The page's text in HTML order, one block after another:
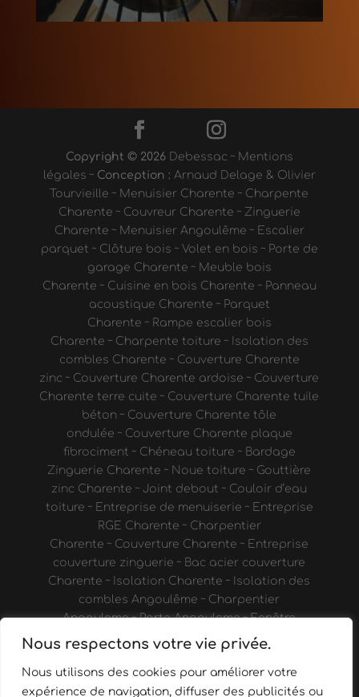
Nous respectons votre vie privée.
Nous utilisons des cookies pour améliorer votre
expérience de navigation, diffuser des publicités ou
Copyright © 2026 Debessac ~ Mentions
légales ~ Conception : Arnaud Delage & Olivier
Tourvieille ~ Menuisier Charente ~ Charpente
Charente ~ Couvreur Charente ~ Zinguerie
Charente ~ Menuisier Angoulême ~ Escalier
parquet ~ Clôture bois ~ Volet en bois ~ Porte de
garage Charente ~ Meuble bois
Charente ~ Cuisine en bois Charente ~ Panneau
acoustique Charente ~ Parquet
Charente ~ Rampe escalier bois
Charente ~ Charpente toiture ~ Isolation des
combles Charente ~ Couverture Charente
zinc ~ Couverture Charente ardoise ~ Couverture
Charente terre cuite ~ Couverture Charente tuile
béton ~ Couverture Charente tôle
ondulée ~ Couverture Charente plaque
fibrociment ~ Chéneau toiture ~ Bardage
Zinguerie Charente ~ Noue toiture ~ Gouttière
zinc Charente ~ Joint debout ~ Couloir d’eau
toiture ~ Entreprise de menuiserie ~ Entreprise
RGE Charente ~ Charpentier
Charente ~ Couverture Charente ~ Entreprise
couverture zinguerie ~ Bac acier couverture
Charente ~ Isolation Charente ~ Isolation des
combles Angoulême ~ Charpentier
Angouleme ~ Porte Angouleme ~ Fenêtre
Angoulême
Verriere Charente ~
Cave à vin
Porte intérieure
Angoulême ~ Aménagement de véhicule
Charente ~ Vitrine en bois ~ Appentis bois